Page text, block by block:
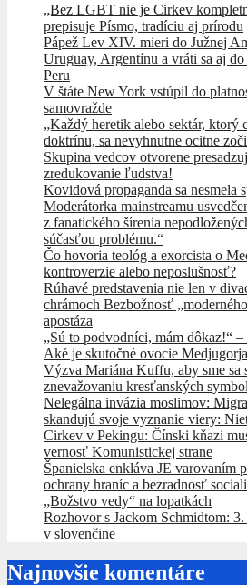
„Bez LGBT nie je Cirkev
prepisuje Písmo, tradíciu aj prírodu
Pápež Lev XIV. mieri do Južnej
Uruguay, Argentínu a vráti sa aj
Peru
V štáte New York vstúpil do
samovražde
„Každý heretik alebo sektár, ktorý
doktrínu, sa nevyhnutne ocitne
Skupina vedcov otvorene
zredukovanie ľudstva!
Kovidová propaganda sa nesmela
Moderátorka mainstreamu
z fanatického šírenia
súčasťou problému.“
Čo hovoria teológ a exorcista o
kontroverzie alebo neposlušnosť?
Rúhavé predstavenia nie len v
chrámoch Bezbožnosť
apostáza
„Sú to podvodníci, mám dôkaz!“
Aké je skutočné ovocie
Výzva Mariána Kuffu, aby sme sa
znevažovaniu kresťanských
Nelegálna invázia moslimov:
skandujú svoje vyznanie viery:
Cirkev v Pekingu: Čínski kňazi
vernosť Komunistickej strane
Španielska enkláva JE varovaním
ochrany hraníc a bezradnosť
„Božstvo vedy“ na lopatkách
Rozhovor s Jackom Schmidtom:
v slovenčine
Najnovšie komentáre